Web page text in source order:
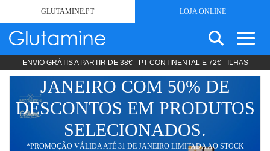
GLUTAMINE.PT LOJA ONLINE
SEM GLÚTEN
ESTÉTICA
PRODUTOS LIPODIETA
COSMÉTICA
NUTRIÇÃO CLÍNICA
SEARCH
ENVIO GRÁTIS A PARTIR DE 38€ - PT CONTINENTAL E 72€ - ILHAS
LOJA
ONLINE
JANEIRO COM 50% DE
DESCONTOS EM PRODUTOS
SELECIONADOS.
*PROMOÇÃO VÁLIDA ATÉ 31 DE JANEIRO LIMITADA AO STOCK